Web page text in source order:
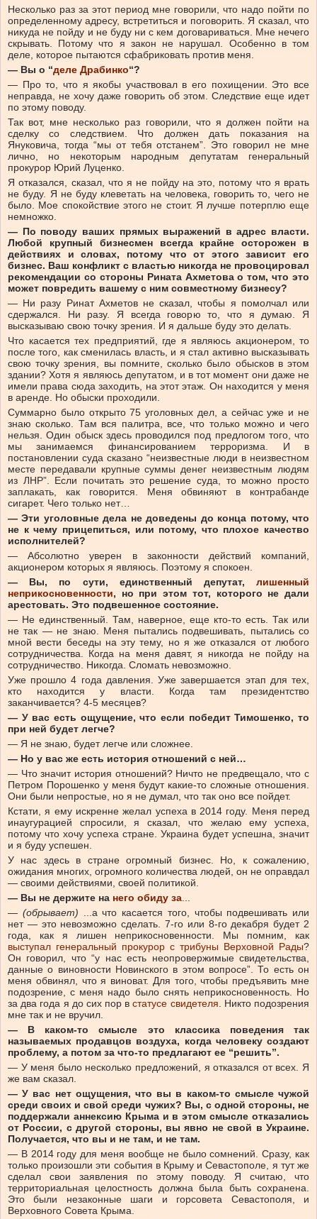
Несколько раз за этот период мне говорили, что надо пойти по
определенному адресу, встретиться и поговорить. Я сказал, что
никуда не пойду и не буду ни с кем договариваться. Мне нечего
скрывать. Потому что я закон не нарушал. Особенно в том
деле, которое пытаются сфабриковать против меня.
— Вы о “деле Драбинко“?
— Про то, что я якобы участвовал в его похищении. Это все
неправда, не хочу даже говорить об этом. Следствие еще идет
по этому поводу.
Так вот, мне несколько раз говорили, что я должен пойти на
сделку со следствием. Что должен дать показания на
Януковича, тогда “мы от тебя отстанем”. Это говорил не мне
лично, но некоторым народным депутатам генеральный
прокурор Юрий Луценко.
Я отказался, сказал, что я не пойду на это, потому что я врать
не буду. Я не буду клеветать на человека, говорить то, чего не
было. Мое спокойствие этого не стоит. Я лучше потерплю еще
немножко.
— По поводу ваших прямых выражений в адрес власти.
Любой крупный бизнесмен всегда крайне осторожен в
действиях и словах, потому что от этого зависит его
бизнес. Ваш конфликт с властью никогда не провоцировал
рекомендации со стороны Рината Ахметова о том, что это
может повредить вашему с ним совместному бизнесу?
— Ни разу Ринат Ахметов не сказал, чтобы я помолчал или
сдержался. Ни разу. Я всегда говорю то, что я думаю. Я
высказываю свою точку зрения. И я дальше буду это делать.
Что касается тех предприятий, где я являюсь акционером, то
после того, как сменилась власть, и я стал активно высказывать
свою точку зрения, вы помните, сколько было обысков в этом
здании? Хотя я являюсь депутатом, и в тот момент они даже не
имели права сюда заходить, на этот этаж. Он находится у меня
в аренде. Но обыски проходили.
Суммарно было открыто 75 уголовных дел, а сейчас уже и не
знаю сколько. Там вся палитра, все, что только можно и чего
нельзя. Один обыск здесь проводился под предлогом того, что
мы занимаемся финансированием терроризма. И в
постановлении суда сказано “неизвестные люди в неизвестном
месте передавали крупные суммы денег неизвестным людям
из ЛНР”. Если почитать это решение суда, то можно просто
заплакать, как говорится. Меня обвиняют в контрабанде
сигарет. Чего только нет…
— Эти уголовные дела не доведены до конца потому, что
не к чему прицепиться, или потому, что плохое качество
исполнителей?
— Абсолютно уверен в законности действий компаний,
акционером которых я являюсь. Поэтому я спокоен.
— Вы, по сути, единственный депутат, лишенный
неприкосновенности, но при этом тот, которого не дали
арестовать. Это подвешенное состояние.
— Не единственный. Там, наверное, еще кто-то есть. Так или
не так — не знаю. Меня пытались подвешивать, пытались со
мной вести беседы на эту тему, но я же отказался от любого
сотрудничества. Когда на меня давят, я никогда не пойду на
сотрудничество. Никогда. Сломать невозможно.
Уже прошло 4 года давления. Уже завершается этап для тех,
кто находится у власти. Когда там президентство
заканчивается? 4-5 месяцев?
— У вас есть ощущение, что если победит Тимошенко, то
при ней будет легче?
— Я не знаю, будет легче или сложнее.
— Но у вас же есть история отношений с ней…
— Что значит история отношений? Ничто не предвещало, что с
Петром Порошенко у меня будут какие-то сложные отношения.
Они были непростые, но я не думал, что так оно все пойдет.
Кстати, я ему искренне желал успеха в 2014 году. Меня перед
инаугурацией спросили, я сказал, что желаю ему успеха,
потому что хочу успеха стране. Украина будет успешна, значит
и я буду успешен.
У нас здесь в стране огромный бизнес. Но, к сожалению,
ожидания многих, огромного количества людей, он не оправдал
— своими действиями, своей политикой.
— Вы не держите на него обиду за...
— (обрывает) ...а что касается того, чтобы подвешивать или
нет — это невозможно сделать. 7-го или 8-го декабря будет 2
года, как я лишен неприкосновенности. Мы помним, как
выступал генеральный прокурор с трибуны Верховной Рады?
Он говорил, что “у нас есть неопровержимые свидетельства,
данные о виновности Новинского в этом вопросе”. То есть он
меня обвинял, что я виноват. Для того, чтобы предъявить мне
подозрение, с меня надо было снять неприкосновенность. Но
за два года я до сих пор встатусе свидетеля. Никто подозрения
мне так и не вручил.
— В каком-то смысле это классика поведения так
называемых продавцов воздуха, когда человеку создают
проблему, а потом за что-то предлагают ее “решить”.
— У меня было несколько предложений, я отказался от всех. Я
же вам сказал.
— У вас нет ощущения, что вы в каком-то смысле чужой
среди своих и свой среди чужих? Вы, с одной стороны, не
поддержали аннексию Крыма и в этом смысле отказались
от России, с другой стороны, вы явно не свой в Украине.
Получается, что вы и не там, и не там.
— В 2014 году для меня вообще не было сомнений. Сразу, как
только произошли эти события в Крыму и Севастополе, я тут же
сделал свои заявления по этому поводу. Я считаю, что
территориальная целостность должна была быть сохранена.
Это были незаконные шаги и горсовета Севастополя, и
Верховного Совета Крыма.